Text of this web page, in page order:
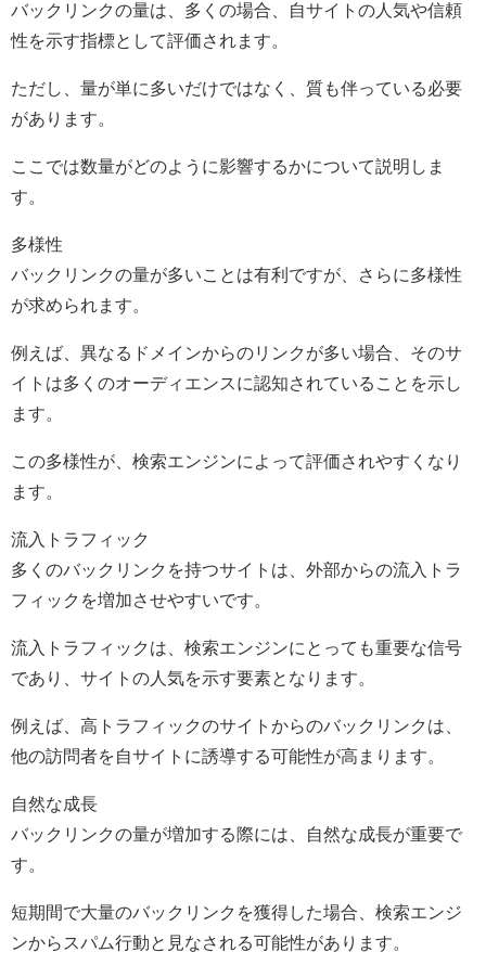
バックリンクの量は、多くの場合、自サイトの人気や信頼
性を示す指標として評価されます。
ただし、量が単に多いだけではなく、質も伴っている必要
があります。
ここでは数量がどのように影響するかについて説明しま
す。
多様性
バックリンクの量が多いことは有利ですが、さらに多様性
が求められます。
例えば、異なるドメインからのリンクが多い場合、そのサ
イトは多くのオーディエンスに認知されていることを示し
ます。
この多様性が、検索エンジンによって評価されやすくなり
ます。
流入トラフィック
多くのバックリンクを持つサイトは、外部からの流入トラ
フィックを増加させやすいです。
流入トラフィックは、検索エンジンにとっても重要な信号
であり、サイトの人気を示す要素となります。
例えば、高トラフィックのサイトからのバックリンクは、
他の訪問者を自サイトに誘導する可能性が高まります。
自然な成長
バックリンクの量が増加する際には、自然な成長が重要で
す。
短期間で大量のバックリンクを獲得した場合、検索エンジ
ンからスパム行動と見なされる可能性があります。